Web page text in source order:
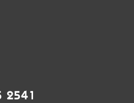
2541